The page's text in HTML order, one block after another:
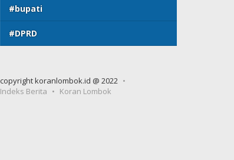
#bupati
#DPRD
copyright koranlombok.id @ 2022
Indeks Berita
Koran Lombok